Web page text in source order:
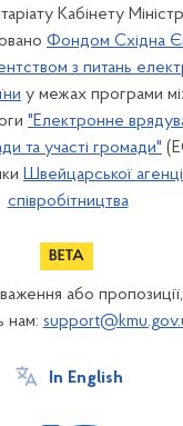
Кабінету
Фондом Східна
з питань
у межах програми
"Електронне
та участі громади"
Швейцарської
співробітництва
або
нам:
In English